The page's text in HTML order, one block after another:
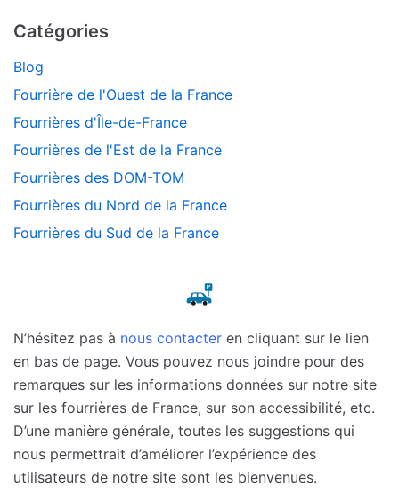
Catégories
Blog
Fourrière de l'Ouest de la France
Fourrières d'Île-de-France
Fourrières de l'Est de la France
Fourrières des DOM-TOM
Fourrières du Nord de la France
Fourrières du Sud de la France
N’hésitez pas à nous contacter en cliquant sur le lien
en bas de page. Vous pouvez nous joindre pour des
remarques sur les informations données sur notre site
sur les fourrières de France, sur son accessibilité, etc.
D’une manière générale, toutes les suggestions qui
nous permettrait d’améliorer l’expérience des
utilisateurs de notre site sont les bienvenues.